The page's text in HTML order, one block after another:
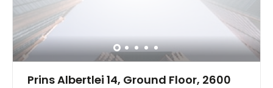
Prins Albertlei 14, Ground Floor, 2600